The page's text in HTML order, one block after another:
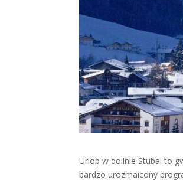
Urlop w dolinie Stubai to
bardzo urozmaicony